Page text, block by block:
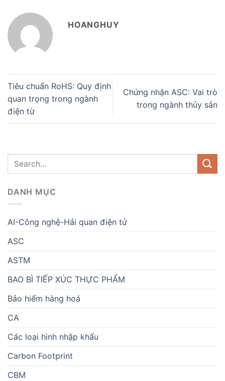
HOANGHUY
Tiêu chuẩn RoHS: Quy định
quan trọng trong ngành
điện từ
Chứng nhận ASC: Vai trò
trong ngành thủy sản
DANH MỤC
AI-Công nghệ-Hải quan điện tử
ASC
ASTM
BAO BÌ TIẾP XÚC THỰC PHẨM
Bảo hiểm hàng hoá
CA
Các loại hình nhập khẩu
Carbon Footprint
CBM